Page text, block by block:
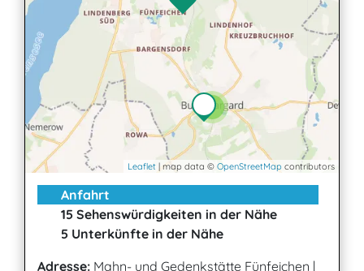
2
Leaflet | map data © OpenStreetMap contributors
Anfahrt
15 Sehenswürdigkeiten in der Nähe
5 Unterkünfte in der Nähe
Adresse: Mahn- und Gedenkstätte Fünfeichen |